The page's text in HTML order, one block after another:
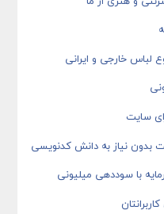
لباس خارجی و ایرانی
سایت
بدون نیاز به دانش کدنویسی
با سوددهی میلیونی